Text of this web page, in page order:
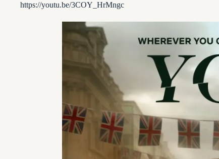
https://youtu.be/3COY_HrMngc